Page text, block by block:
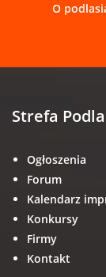
O
Strefa
Ogłoszenia
Forum
Kalendarz
Konkursy
Firmy
Kontakt